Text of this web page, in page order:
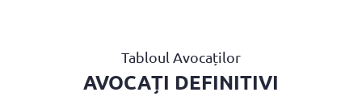
Tabloul Avocaților
AVOCAȚI DEFINITIVI